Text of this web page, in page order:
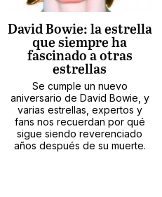
David Bowie: la estrella
que siempre ha
fascinado a otras
estrellas
Se cumple un nuevo
aniversario de David Bowie, y
varias estrellas, expertos y
fans nos recuerdan por qué
sigue siendo reverenciado
años después de su muerte.